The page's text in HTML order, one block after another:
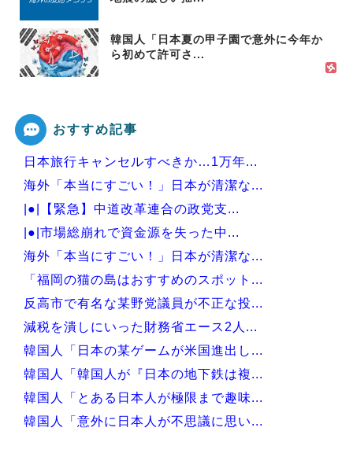
韓国人「日本夏の甲子園で意外に今年か
ら初めて許可さ...
おすすめ記事
日本旅行キャンセルすべきか…1万年...
海外「本当にすごい！」日本が清潔な...
|●|【緊急】中道改革連合の政党支...
|●|市場総崩れで資金源を失った中...
海外「本当にすごい！」日本が清潔な...
「福岡の猫の島はおすすめのスポット...
反高市で有名な某野党議員が不正な投...
減税を潰しにいった財務省エース2人...
韓国人「日本の某ゲームが米国進出し...
韓国人「韓国人が『日本の地下鉄は複...
韓国人「とある日本人が極限まで趣味...
韓国人「意外に日本人が不思議に思い...